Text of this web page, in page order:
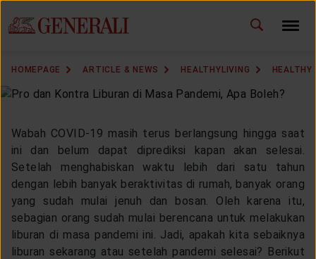
HOMEPAGE ARTICLE & NEWS HEALTHYLIVING HEALTHY
Wabah COVID-19 masih terus berlangsung hingga saat
ini dan belum dapat diprediksi kapan akan selesai.
Setelah menghabiskan waktu lebih dari satu tahun
dengan lebih banyak beraktivitas di rumah, banyak orang
yang sudah mulai jenuh dan bosan. Oleh karena itu,
sebagian orang sudah mulai berencana untuk melakukan
liburan di masa pandemi ini. Jadi, apakah kita sebaiknya
liburan sekarang atau setelah pandemi selesai? Berikut
CHANGE LANGUAGE ID EN
MARKETING OFFICE
INSURANCE DICTIONARY